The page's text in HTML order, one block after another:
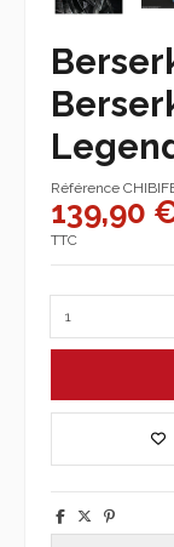
Référence
139,90
TTC